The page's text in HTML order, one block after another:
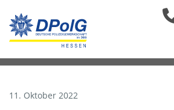
11. Oktober 2022